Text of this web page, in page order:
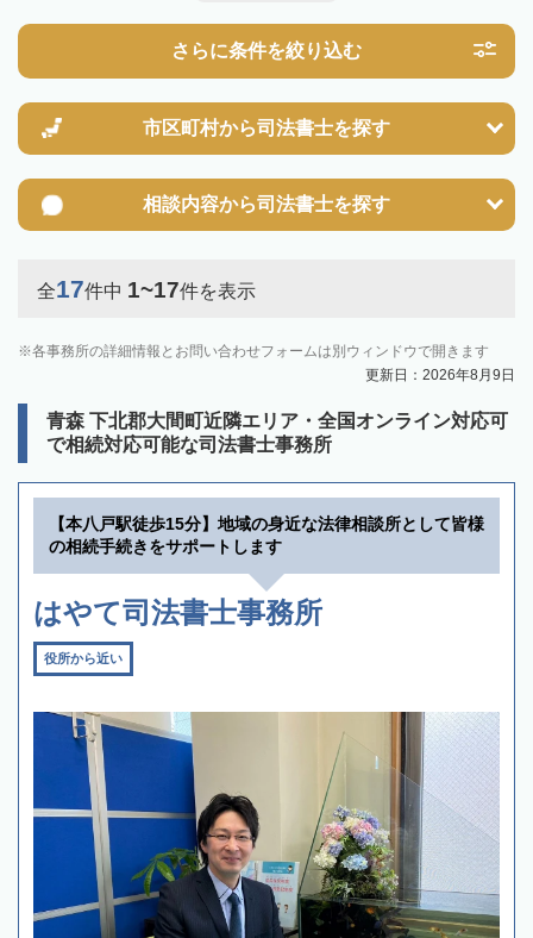
不動産を相続した場合、相続を知った日から3年以内に登記しないと、
10万円以下の過料が科せられるため、速やかな手続きが必要です。義務
化前の相続も対象となるため注意しましょう。
す。その他の相続手続きも任せることが可能です。
また、義務化に伴い、相続人申告登記制度が創設されました。遺産分割
の話し合いがまとまらず登記できない場合は、この制度の活用を検討し
さらに条件を絞り込む
市区町村から司法書士を探す
相談内容から司法書士を探す
全17件中 1~17件を表示
各事務所の詳細情報とお問い合わせフォームは別ウィンドウで開きます
更新日：2026年8月9日
青森 下北郡大間町近隣エリア・全国オンライン対応可
で相続対応可能な司法書士事務所
【本八戸駅徒歩15分】地域の身近な法律相談所として皆様
の相続手続きをサポートします
はやて司法書士事務所
役所から近い